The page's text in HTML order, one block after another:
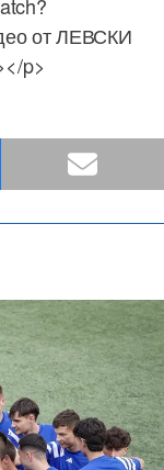
от ЛЕВСКИ
p>